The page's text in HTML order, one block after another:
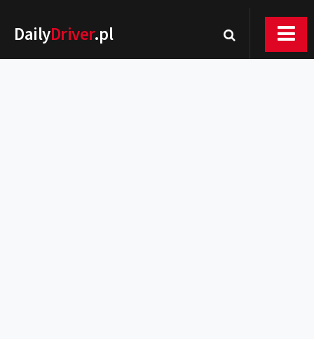
DailyDriver.pl